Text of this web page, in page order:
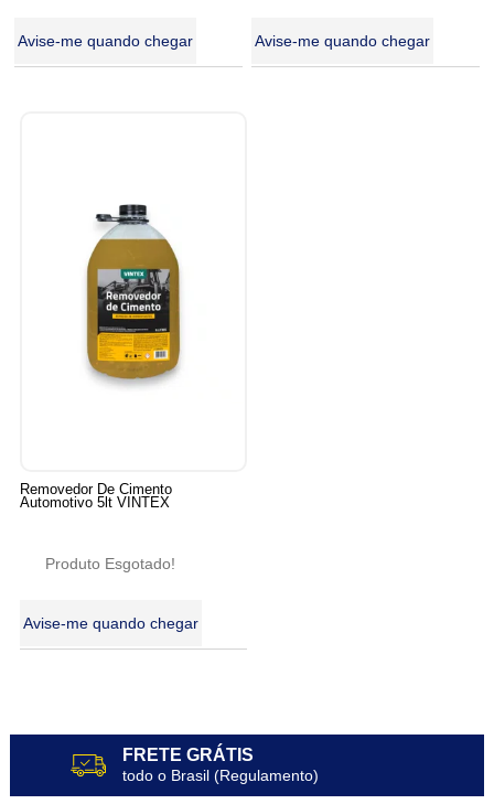
Avise-me quando chegar Avise-me quando chegar
Removedor De Cimento
Automotivo 5lt VINTEX
Produto Esgotado!
Avise-me quando chegar
FRETE GRÁTIS
todo o Brasil (Regulamento)